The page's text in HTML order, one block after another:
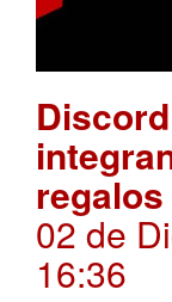
02 de
16:36